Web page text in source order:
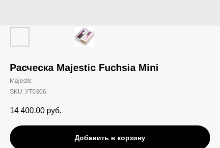
Расческа Majestic Fuchsia Mini
Majestic
SKU: УТ0306
14 400.00 руб.
Добавить в корзину